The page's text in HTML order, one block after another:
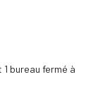
bureau fermé à